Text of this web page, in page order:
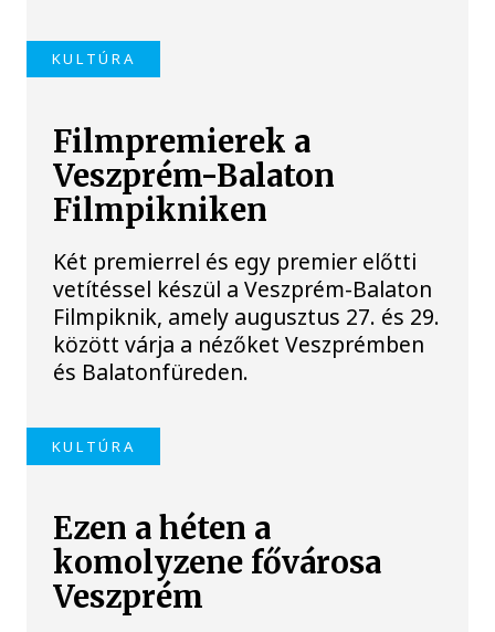
KULTÚRA
Filmpremierek a
Veszprém-Balaton
Filmpikniken
Két premierrel és egy premier előtti
vetítéssel készül a Veszprém-Balaton
Filmpiknik, amely augusztus 27. és 29.
között várja a nézőket Veszprémben
és Balatonfüreden.
KULTÚRA
Ezen a héten a
komolyzene fővárosa
Veszprém